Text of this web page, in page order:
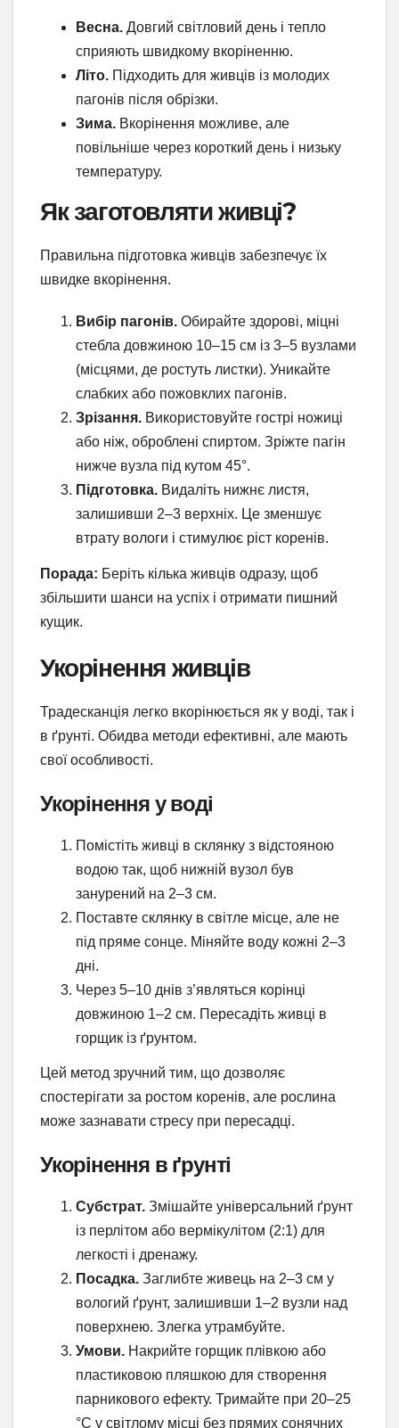
Весна. Довгий світловий день і тепло
сприяють швидкому вкоріненню.
Літо. Підходить для живців із молодих
пагонів після обрізки.
Зима. Вкорінення можливе, але
повільніше через короткий день і низьку
температуру.
Як заготовляти живці?
Правильна підготовка живців забезпечує їх
швидке вкорінення.
Вибір пагонів. Обирайте здорові, міцні
стебла довжиною 10–15 см із 3–5 вузлами
(місцями, де ростуть листки). Уникайте
слабких або пожовклих пагонів.
Зрізання. Використовуйте гострі ножиці
або ніж, оброблені спиртом. Зріжте пагін
нижче вузла під кутом 45°.
Підготовка. Видаліть нижнє листя,
залишивши 2–3 верхніх. Це зменшує
втрату вологи і стимулює ріст коренів.
Порада: Беріть кілька живців одразу, щоб
збільшити шанси на успіх і отримати пишний
кущик.
Укорінення живців
Традесканція легко вкорінюється як у воді, так і
в ґрунті. Обидва методи ефективні, але мають
свої особливості.
Укорінення у воді
Помістіть живці в склянку з відстояною
водою так, щоб нижній вузол був
занурений на 2–3 см.
Поставте склянку в світле місце, але не
під пряме сонце. Міняйте воду кожні 2–3
дні.
Через 5–10 днів з’являться корінці
довжиною 1–2 см. Пересадіть живці в
горщик із ґрунтом.
Цей метод зручний тим, що дозволяє
спостерігати за ростом коренів, але рослина
може зазнавати стресу при пересадці.
Укорінення в ґрунті
Субстрат. Змішайте універсальний ґрунт
із перлітом або вермікулітом (2:1) для
легкості і дренажу.
Посадка. Заглибте живець на 2–3 см у
вологий ґрунт, залишивши 1–2 вузли над
поверхнею. Злегка утрамбуйте.
Умови. Накрийте горщик плівкою або
пластиковою пляшкою для створення
парникового ефекту. Тримайте при 20–25
°C у світлому місці без прямих сонячних